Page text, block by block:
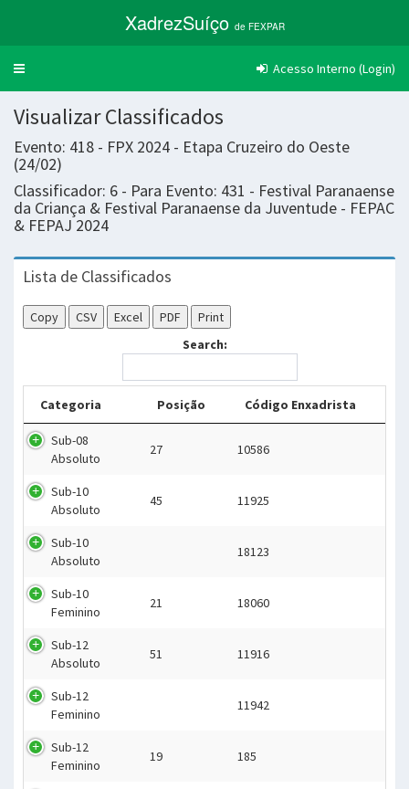
XadrezSuíço de FEXPAR
Trocar
Acesso Interno (Login)
Visualizar Classificados
Evento: 418 - FPX 2024 - Etapa Cruzeiro do Oeste
(24/02)
Classificador: 6 - Para Evento: 431 - Festival Paranaense
da Criança & Festival Paranaense da Juventude - FEPAC
& FEPAJ 2024
Lista de Classificados
Copy CSV Excel PDF
Print
Search:
Categoria Posição Código Enxadrista
Sub-08
Absoluto
27 10586
Sub-10
Absoluto
45 11925
Sub-10
Absoluto
18123
Sub-10
Feminino
21 18060
Sub-12
Absoluto
51 11916
Sub-12
Feminino
11942
Sub-12
Feminino
19 185